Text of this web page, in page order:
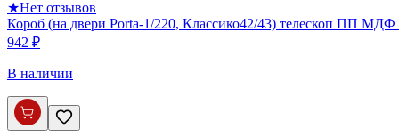
★Нет отзывов
Короб (на двери Porta-1/220, Классико42/43) телескоп ПП
942 ₽
В наличии